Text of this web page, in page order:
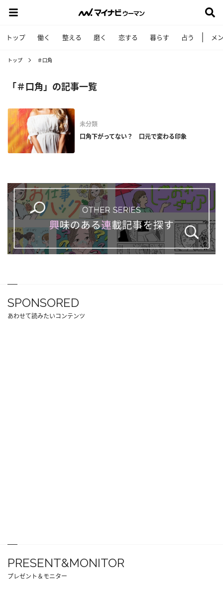
トップ 働く 整える 磨く 恋する 暮らす 占う メ
トップ ＃口角
「＃口角」の記事一覧
未分類
口角下がってない？ 口元で変わる印象
SPONSORED
あわせて読みたいコンテンツ
PRESENT&MONITOR
プレゼント＆モニター